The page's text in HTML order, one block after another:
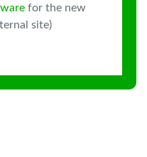
for the new
site)